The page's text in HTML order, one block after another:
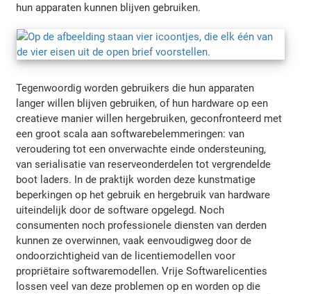
hun apparaten kunnen blijven gebruiken.
Tegenwoordig worden gebruikers die hun apparaten
langer willen blijven gebruiken, of hun hardware op een
creatieve manier willen hergebruiken, geconfronteerd met
een groot scala aan softwarebelemmeringen: van
veroudering tot een onverwachte einde ondersteuning,
van serialisatie van reserveonderdelen tot vergrendelde
boot laders. In de praktijk worden deze kunstmatige
beperkingen op het gebruik en hergebruik van hardware
uiteindelijk door de software opgelegd. Noch
consumenten noch professionele diensten van derden
kunnen ze overwinnen, vaak eenvoudigweg door de
ondoorzichtigheid van de licentiemodellen voor
propriëtaire softwaremodellen. Vrije Softwarelicenties
lossen veel van deze problemen op en worden op die